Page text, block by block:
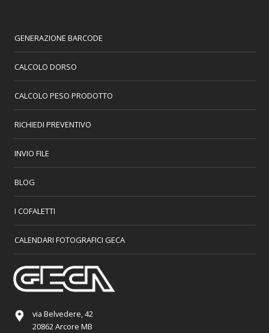
GENERAZIONE BARCODE
CALCOLO DORSO
CALCOLO PESO PRODOTTO
RICHIEDI PREVENTIVO
INVIO FILE
BLOG
I COFALETTI
CALENDARI FOTOGRAFICI GECA
via Belvedere, 42
20862 Arcore MB